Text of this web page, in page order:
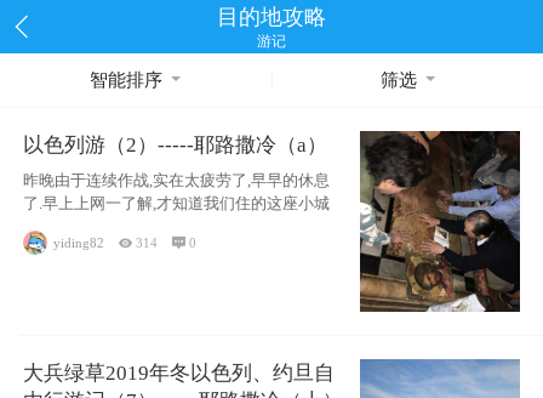
目的地攻略
游记
智能排序 筛选
以色列游（2）-----耶路撒冷（a）
昨晚由于连续作战,实在太疲劳了,早早的休息
了.早上上网一了解,才知道我们住的这座小城
yiding82  314 0
大兵绿草2019年冬以色列、约旦自